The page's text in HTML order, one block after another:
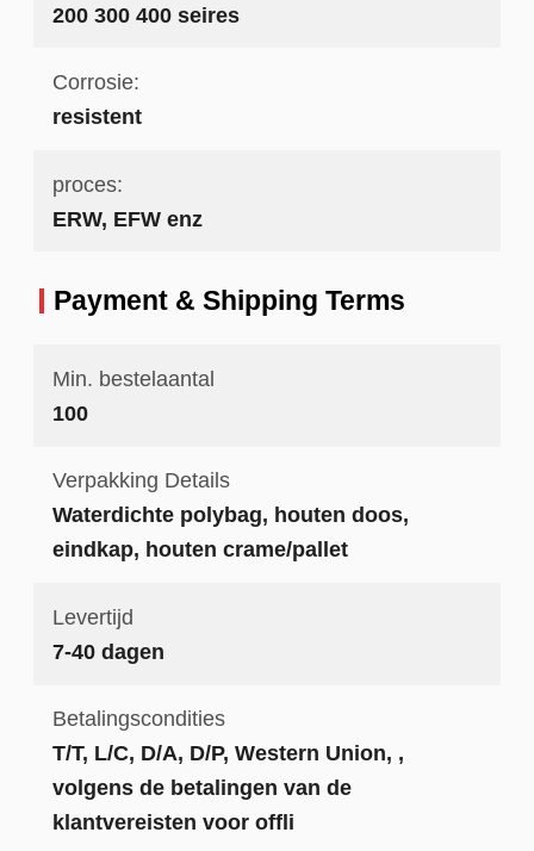
200 300 400 seires
Corrosie:
resistent
proces:
ERW, EFW enz
Payment & Shipping Terms
Min. bestelaantal
100
Verpakking Details
Waterdichte polybag, houten doos,
eindkap, houten crame/pallet
Levertijd
7-40 dagen
Betalingscondities
T/T, L/C, D/A, D/P, Western Union, ,
volgens de betalingen van de
klantvereisten voor offli